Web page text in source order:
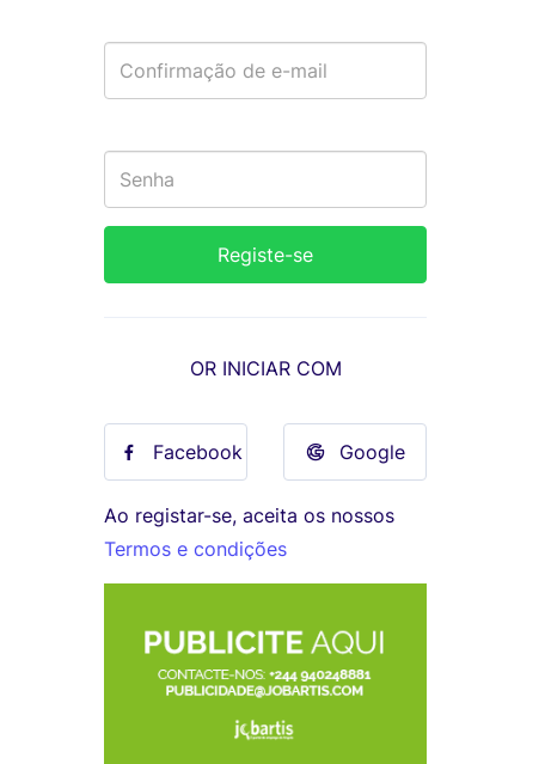
OR INICIAR COM
Facebook Google
Ao registar-se, aceita os nossos
Termos e condições